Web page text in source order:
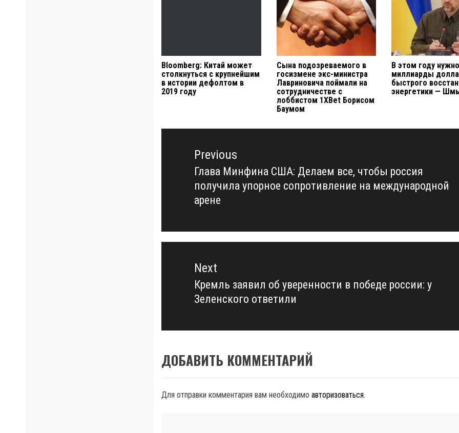
Bloomberg: Китай может
столкнуться с крупнейшим
в истории дефолтом в
2019 году
Сына подозреваемого в
госизмене экс-министра
Лавриновича поймали на
сотрудничестве с
лоббистом 1XBet Борисом
Баумом
В этом году нужно
миллиарды
быстрого
энергетики —
Навигация
записямPrevious
Previous
post:
Глава Минфина США: Делаем все, чтобы россия
получила упорное сопротивление на международной
арене
Next
Next
post:
Кремль заявил об уверенности в победе россии: у
Зеленского ответили
ДОБАВИТЬ КОММЕНТАРИЙ
Для отправки комментария вам необходимо авторизоваться.